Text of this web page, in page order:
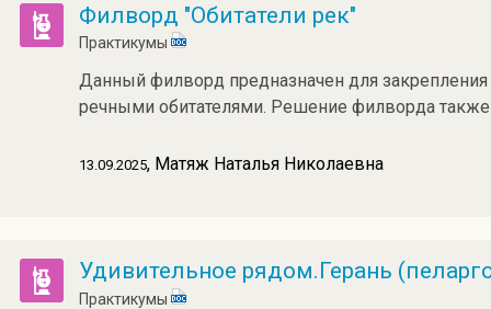
Филворд "Обитатели рек"
Практикумы
Данный филворд предназначен для
речными обитателями. Решение филворда
13.09.2025, Матяж Наталья Николаевна
Удивительное рядом.Герань
Практикумы